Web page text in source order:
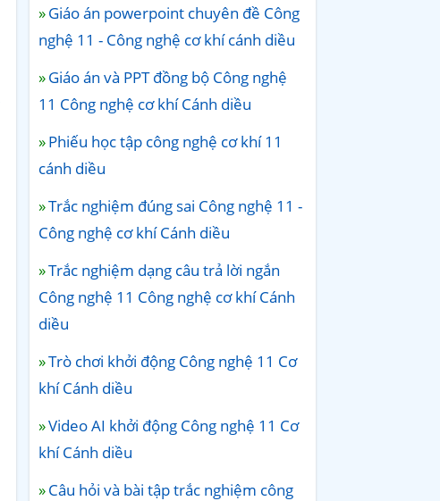
Giáo án powerpoint chuyên đề Công
nghệ 11 - Công nghệ cơ khí cánh diều
Giáo án và PPT đồng bộ Công nghệ
11 Công nghệ cơ khí Cánh diều
Phiếu học tập công nghệ cơ khí 11
cánh diều
Trắc nghiệm đúng sai Công nghệ 11 -
Công nghệ cơ khí Cánh diều
Trắc nghiệm dạng câu trả lời ngắn
Công nghệ 11 Công nghệ cơ khí Cánh
diều
Trò chơi khởi động Công nghệ 11 Cơ
khí Cánh diều
Video AI khởi động Công nghệ 11 Cơ
khí Cánh diều
Câu hỏi và bài tập trắc nghiệm công